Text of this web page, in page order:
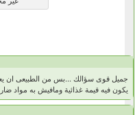
جميل قوى سؤالك ...بس من الطبيعى ان
يكون فيه قيمة غذائية ومافيش به مواد